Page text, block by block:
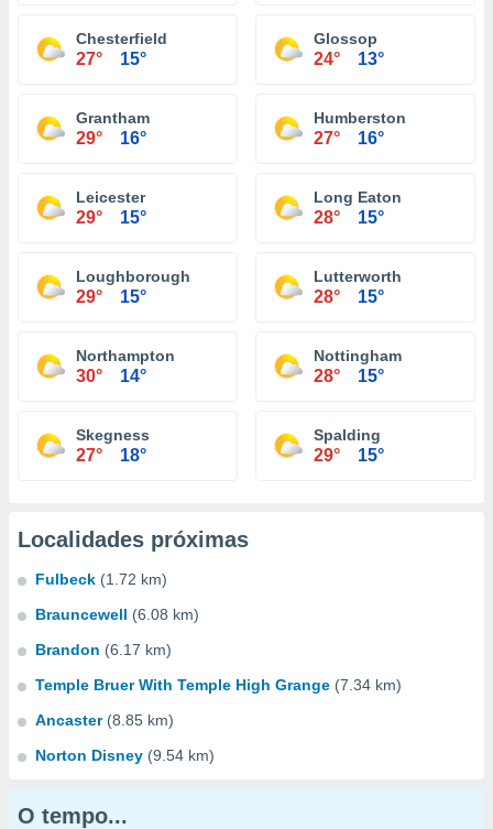
Chesterfield
27° 15°
Glossop
24° 13°
Grantham
29° 16°
Humberston
27° 16°
Leicester
29° 15°
Long Eaton
28° 15°
Loughborough
29° 15°
Lutterworth
28° 15°
Northampton
30° 14°
Nottingham
28° 15°
Skegness
27° 18°
Spalding
29° 15°
Localidades próximas
Fulbeck (1.72 km)
Brauncewell (6.08 km)
Brandon (6.17 km)
Temple Bruer With Temple High Grange (7.34 km)
Ancaster (8.85 km)
Norton Disney (9.54 km)
O tempo...